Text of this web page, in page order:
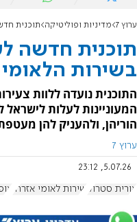
ערוץ 7 מדיניות ופוליטיקה תוכנית
תוכנית חדשה
בשירות הלאומי
התוכנית נועדה ללוות
המעוניינות לעלות
הוריהן, ולהעניק להן
ערוץ 7
5.07.26, 23:12
אורית סטרוק שירות לאומי אזרחי